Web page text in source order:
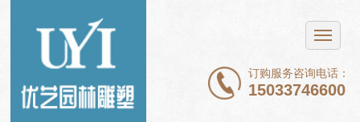
订购服务咨询电话：
15033746600
铜雕塑